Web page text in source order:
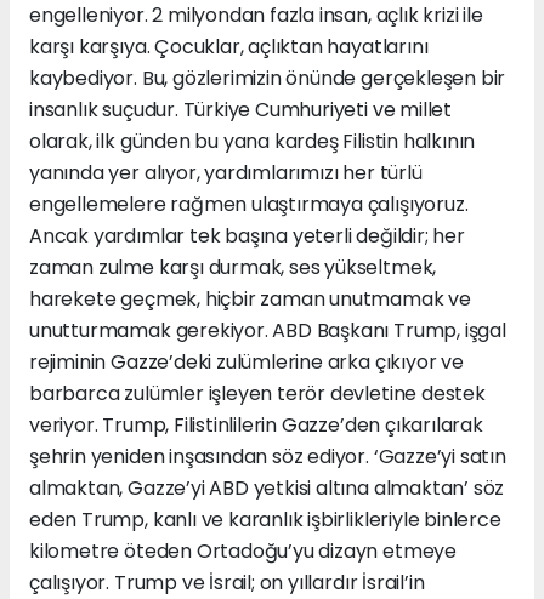
engelleniyor. 2 milyondan fazla insan, açlık krizi ile
karşı karşıya. Çocuklar, açlıktan hayatlarını
kaybediyor. Bu, gözlerimizin önünde gerçekleşen bir
insanlık suçudur. Türkiye Cumhuriyeti ve millet
olarak, ilk günden bu yana kardeş Filistin halkının
yanında yer alıyor, yardımlarımızı her türlü
engellemelere rağmen ulaştırmaya çalışıyoruz.
Ancak yardımlar tek başına yeterli değildir; her
zaman zulme karşı durmak, ses yükseltmek,
harekete geçmek, hiçbir zaman unutmamak ve
unutturmamak gerekiyor. ABD Başkanı Trump, işgal
rejiminin Gazze’deki zulümlerine arka çıkıyor ve
barbarca zulümler işleyen terör devletine destek
veriyor. Trump, Filistinlilerin Gazze’den çıkarılarak
şehrin yeniden inşasından söz ediyor. ‘Gazze’yi satın
almaktan, Gazze’yi ABD yetkisi altına almaktan’ söz
eden Trump, kanlı ve karanlık işbirlikleriyle binlerce
kilometre öteden Ortadoğu’yu dizayn etmeye
çalışıyor. Trump ve İsrail; on yıllardır İsrail’in